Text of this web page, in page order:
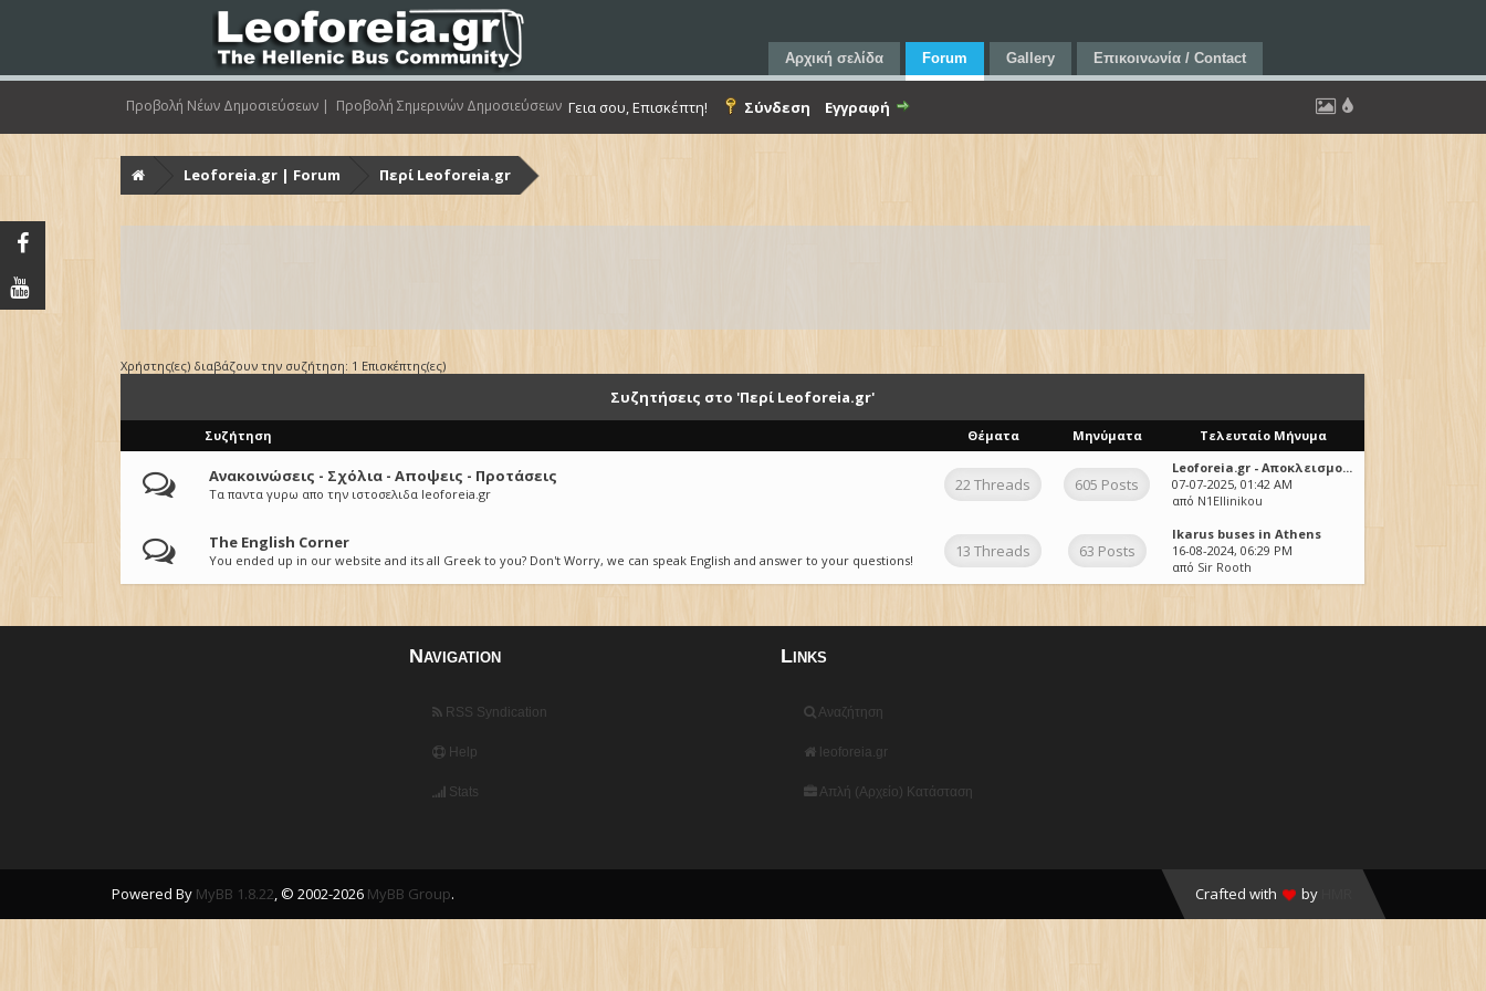
Αρχική σελίδα Forum Gallery Επικοινωνία / Contact
Προβολή Νέων Δημοσιεύσεων | Προβολή Σημερινών Δημοσιεύσεων Γεια σου, Επισκέπτη! Σύνδεση Εγγραφή
Leoforeia.gr | Forum Περί Leoforeia.gr
Χρήστης(ες) διαβάζουν την συζήτηση: 1 Επισκέπτης(ες)
Συζητήσεις στο 'Περί Leoforeia.gr'
Συζήτηση Θέματα Μηνύματα Τελευταίο Μήνυμα
Ανακοινώσεις - Σχόλια - Αποψεις - Προτάσεις
Τα παντα γυρω απο την ιστοσελιδα leoforeia.gr 22 Threads 605 Posts
Leoforeia.gr - Αποκλεισμο...
07-07-2025, 01:42 AM
από N1Ellinikou
The English Corner
You ended up in our website and its all Greek to you? Don't Worry, we can speak English and answer to your questions! 13 Threads 63 Posts
Ikarus buses in Athens
16-08-2024, 06:29 PM
από Sir Rooth
Navigation
RSS Syndication
Help
Stats
Links
Αναζήτηση
leoforeia.gr
Απλή (Αρχείο) Κατάσταση
Powered By MyBB 1.8.22, © 2002-2026 MyBB Group. Crafted with by